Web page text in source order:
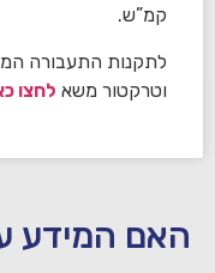
קמ”ש.
לתקנות התעבורה
וטרקטור משא לחצו
האם המידע